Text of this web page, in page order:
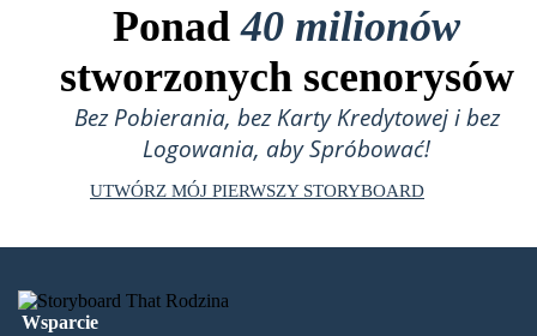
Ponad40 milionów
stworzonych scenorysów
Bez Pobierania, bez Karty Kredytowej i bez
Logowania, aby Spróbować!
UTWÓRZ MÓJ PIERWSZY STORYBOARD
Wsparcie